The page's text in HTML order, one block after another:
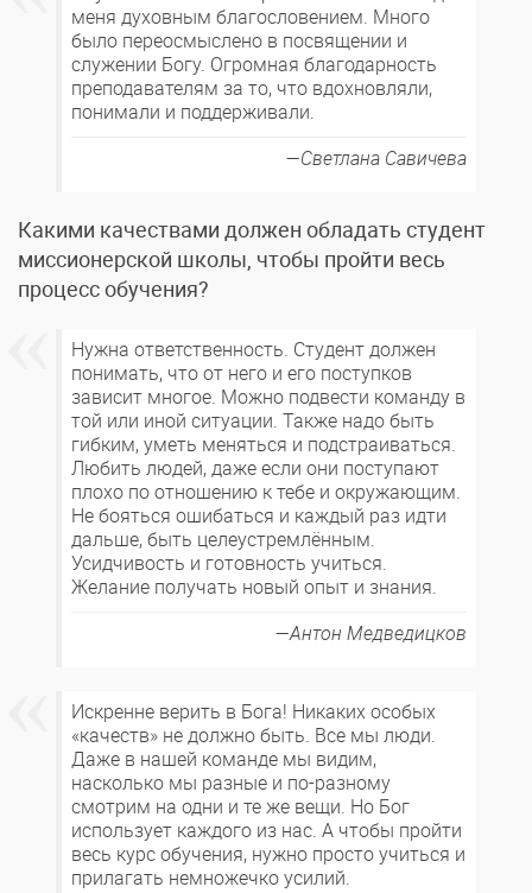
меня духовным благословением. Много
было переосмыслено в посвящении и
служении Богу. Огромная благодарность
преподавателям за то, что вдохновляли,
понимали и поддерживали.
Светлана Савичева
Какими качествами должен обладать студент
миссионерской школы, чтобы пройти весь
процесс обучения?
Нужна ответственность. Студент должен
понимать, что от него и его поступков
зависит многое. Можно подвести команду в
той или иной ситуации. Также надо быть
гибким, уметь меняться и подстраиваться.
Любить людей, даже если они поступают
плохо по отношению к тебе и окружающим.
Не бояться ошибаться и каждый раз идти
дальше, быть целеустремлённым.
Усидчивость и готовность учиться.
Желание получать новый опыт и знания.
Антон Медведицков
Искренне верить в Бога! Никаких особых
«качеств» не должно быть. Все мы люди.
Даже в нашей команде мы видим,
насколько мы разные и по-разному
смотрим на одни и те же вещи. Но Бог
использует каждого из нас. А чтобы пройти
весь курс обучения, нужно просто учиться и
прилагать немножечко усилий.